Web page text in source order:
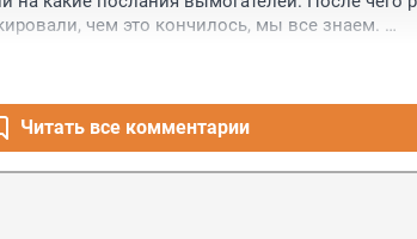
чем это кончилось, мы все знаем.
Читать все комментарии